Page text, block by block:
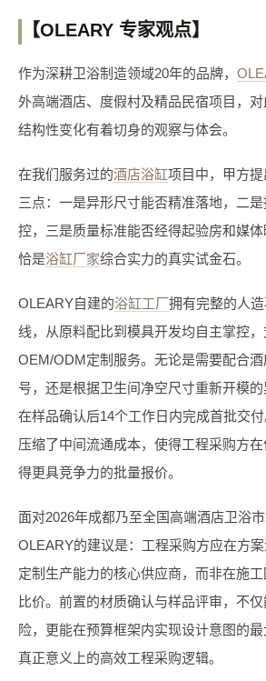
【OLEARY 专家观点】
作为深耕卫浴制造领域20年的品牌，
外高端酒店、度假村及精品民宿项目，
结构性变化有着切身的观察与体会。
在我们服务过的酒店浴缸项目中，甲方
三点：一是异形尺寸能否精准落地，二
控，三是质量标准能否经得起验房和媒
恰是浴缸厂家综合实力的真实试金石。
OLEARY自建的浴缸工厂拥有完整的人
线，从原料配比到模具开发均自主掌控
OEM/ODM定制服务。无论是需要配合
号，还是根据卫生间净空尺寸重新开模
在样品确认后14个工作日内完成首批交
压缩了中间流通成本，使得工程采购方
得更具竞争力的批量报价。
面对2026年成都乃至全国高端酒店卫浴市
OLEARY的建议是：工程采购方应在方
定制生产能力的核心供应商，而非在施
比价。前置的材质确认与样品评审，不
险，更能在预算框架内实现设计意图的
真正意义上的高效工程采购逻辑。